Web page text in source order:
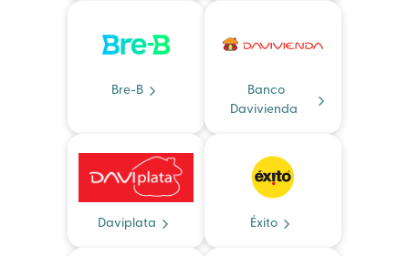
Bre-B
Banco
Davivienda
Daviplata Éxito